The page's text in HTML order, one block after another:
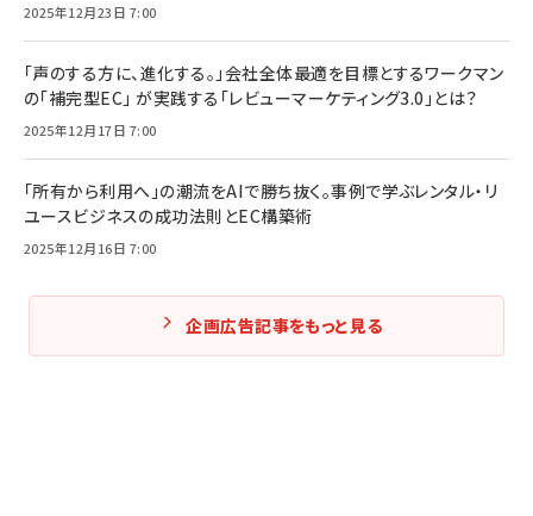
2025年12月23日 7:00
「声のする方に、進化する。」会社全体最適を目標とするワークマン
の「補完型EC」 が実践する「レビューマーケティング3.0」とは？
2025年12月17日 7:00
「所有から利用へ」の潮流をAIで勝ち抜く。事例で学ぶレンタル・リ
ユースビジネスの成功法則とEC構築術
2025年12月16日 7:00
企画広告記事をもっと見る